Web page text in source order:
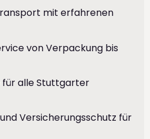
mit erfahrenen
von Verpackung bis
für alle Stuttgarter
Versicherungsschutz für